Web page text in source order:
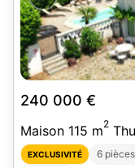
240 000 €
Maison 115 m2
EXCLUSIVITÉ 6 pièces